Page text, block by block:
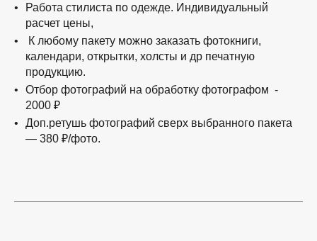
Работа стилиста по одежде. Индивидуальный
расчет цены,
К любому пакету можно заказать фотокниги,
календари, открытки, холсты и др печатную
продукцию.
Отбор фотографий на обработку фотографом -
2000 ₽
Доп.ретушь фотографий сверх выбранного пакета
— 380 ₽/фото.